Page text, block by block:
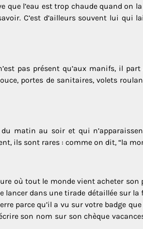
l’eau est trop chaude quand on
C’est d’ailleurs souvent lui qui
pas présent qu’aux manifs, il
portes de sanitaires, volets
matin au soir et qui
ils sont rares : comme on dit, “la
où tout le monde vient acheter
dans une tirade détaillée sur
parce qu’il a vu sur votre badge
son nom sur son chèque